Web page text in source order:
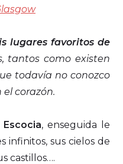
lugares favoritos de
tantos como existen
todavía no conozco
corazón.
Escocia, enseguida le
infinitos, sus cielos de
castillos….